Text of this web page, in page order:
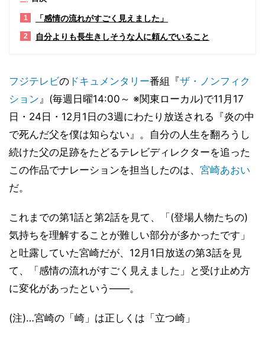
1 「感情の流れがすごく見えました」
2 自分よりも長生きしそうな人に頼んでいること
フジテレビの ドキュメンタリー番組『ザ・ノンフィク
ション』(毎週日曜14:00～ ※関東ローカル)で11月17
日・24日・12月1日の3週にわたり放送される『炎の中
で死んだ父を僕は知らない』。自分の人生を翻ろうし
続けた父の足跡をたどるテレビディレクターを追った
この作品でナレーションを担当したのは、 宮崎あおい
だ。
これまでの第1話と第2話を見て、「(登場人物たちの)
気持ちを理解することが難しい部分が多かったです」
と吐露していた宮崎だが、12月1日放送の第3話を見
て、「感情の流れがすごく見えました」と受け止め方
に変化があったという――。
(注)…宮崎の「崎」は正しくは「立つ崎」